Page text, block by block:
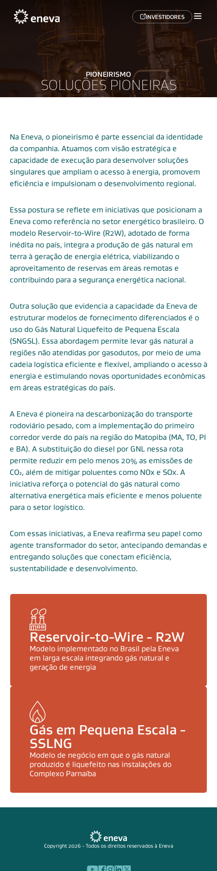
INVESTIDORES
PIONEIRISMO
SOLUÇÕES PIONEIRAS
Na Eneva, o pioneirismo é parte essencial da identidade
da companhia. Atuamos com visão estratégica e
capacidade de execução para desenvolver soluções
singulares que ampliam o acesso à energia, promovem
eficiência e impulsionam o desenvolvimento regional.
Essa postura se reflete em iniciativas que posicionam a
Eneva como referência no setor energético brasileiro. O
modelo Reservoir-to-Wire (R2W), adotado de forma
inédita no país, integra a produção de gás natural em
terra à geração de energia elétrica, viabilizando o
aproveitamento de reservas em áreas remotas e
contribuindo para a segurança energética nacional.
Outra solução que evidencia a capacidade da Eneva de
estruturar modelos de fornecimento diferenciados é o
uso do Gás Natural Liquefeito de Pequena Escala
(SNGSL). Essa abordagem permite levar gás natural a
regiões não atendidas por gasodutos, por meio de uma
cadeia logística eficiente e flexível, ampliando o acesso à
energia e estimulando novas oportunidades econômicas
em áreas estratégicas do país.
A Eneva é pioneira na descarbonização do transporte
rodoviário pesado, com a implementação do primeiro
corredor verde do país na região do Matopiba (MA, TO, PI
e BA). A substituição do diesel por GNL nessa rota
permite reduzir em pelo menos 20% as emissões de
CO₂, além de mitigar poluentes como NOx e SOx. A
iniciativa reforça o potencial do gás natural como
alternativa energética mais eficiente e menos poluente
para o setor logístico.
Com essas iniciativas, a Eneva reafirma seu papel como
agente transformador do setor, antecipando demandas e
entregando soluções que conectam eficiência,
sustentabilidade e desenvolvimento.
Reservoir-to-Wire - R2W
Modelo implementado no Brasil pela Eneva
em larga escala integrando gás natural e
geração de energia
Gás em Pequena Escala -
SSLNG
Modelo de negócio em que o gás natural
produzido é liquefeito nas instalações do
Complexo Parnaíba
Copyright 2026 - Todos os direitos reservados à Eneva